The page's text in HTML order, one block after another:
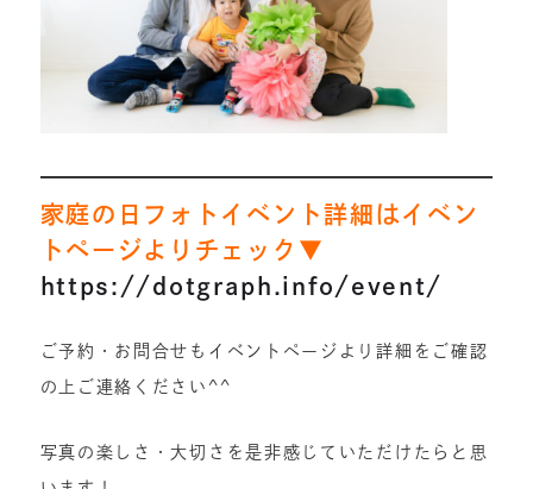
家庭の日フォトイベント詳細はイベン
トページよりチェック▼
https://dotgraph.info/event/
ご予約・お問合せもイベントページより詳細をご確認
の上ご連絡ください^^
写真の楽しさ・大切さを是非感じていただけたらと思